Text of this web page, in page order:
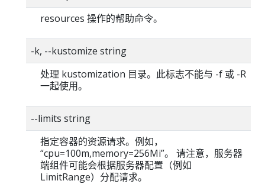
resources 操作的帮助命令。
-k, --kustomize string
处理 kustomization 目录。此标志不能与 -f 或 -R
一起使用。
--limits string
指定容器的资源请求。例如，
“cpu=100m,memory=256Mi”。 请注意，服务器
端组件可能会根据服务器配置（例如
LimitRange）分配请求。